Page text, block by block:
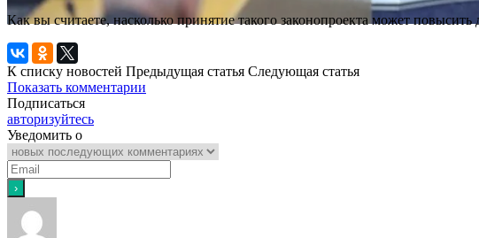
Как вы считаете, насколько принятие такого законопроекта может
К списку новостей Предыдущая статья Следующая статья
Показать комментарии
Подписаться
авторизуйтесь
Уведомить о